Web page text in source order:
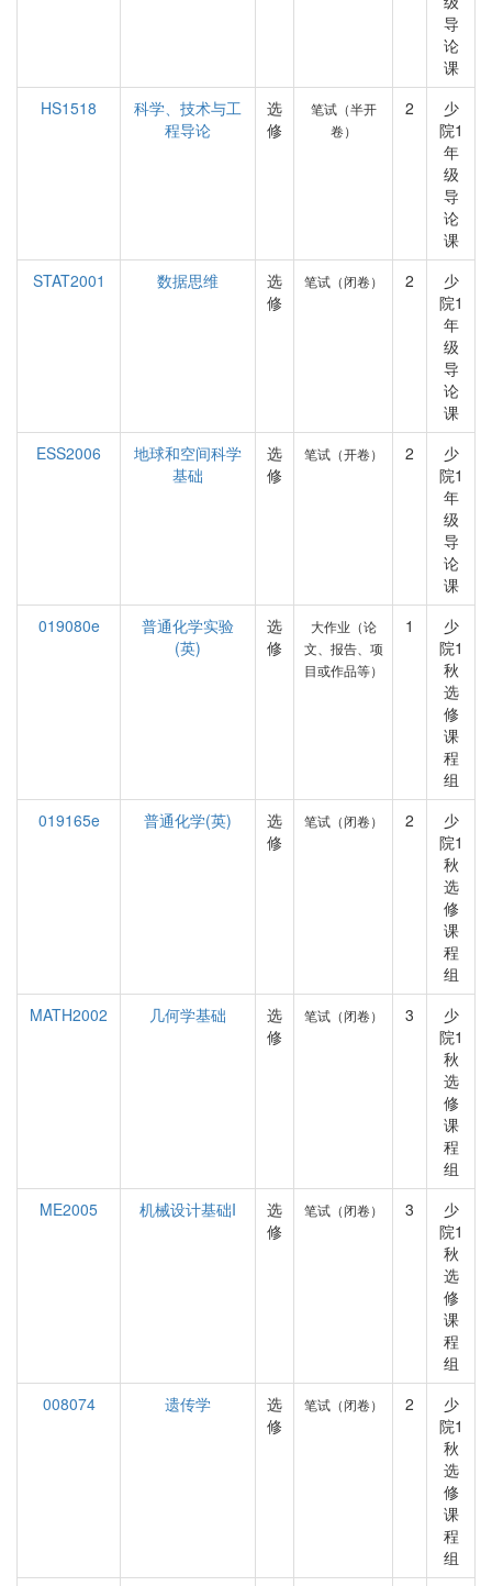
导
论
课
HS1518
科学、技术与工
程导论
选
修
笔试（半开
卷）
2
少
院1
年
级
导
论
课
STAT2001
数据思维
选
修
笔试（闭卷） 2
少
院1
年
级
导
论
课
ESS2006
地球和空间科学
基础
选
修
笔试（开卷） 2
少
院1
年
级
导
论
课
019080e
普通化学实验
(英)
选
修
大作业（论
文、报告、项
目或作品等）
1
少
院1
秋
选
修
课
程
组
019165e
普通化学(英)
选
修
笔试（闭卷） 2
少
院1
秋
选
修
课
程
组
MATH2002
几何学基础
选
修
笔试（闭卷） 3
少
院1
秋
选
修
课
程
组
ME2005
机械设计基础I
选
修
笔试（闭卷） 3
少
院1
秋
选
修
课
程
组
008074
遗传学
选
修
笔试（闭卷） 2
少
院1
秋
选
修
课
程
组